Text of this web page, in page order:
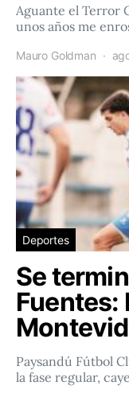
Aguante el Terror
unos años me
Mauro Goldman
Deportes
Se
Fuentes:
Paysandú Fútbol
la fase regular,